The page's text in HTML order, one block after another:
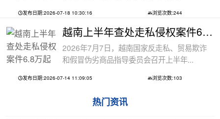
发布日期:2026-07-18 10:30:16 浏览次数:244
越南上半年查处走私侵权案件6.8万起
2026年7月7日，越南国家反走私、贸易欺诈
和假冒伪劣商品指导委员会召开上半年...
发布日期:2026-07-14 11:09:05 浏览次数:103
热门资讯